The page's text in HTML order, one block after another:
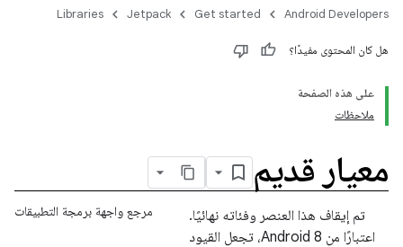
Android Developers
Get started
Jetpack
Libraries
هل كان المحتوى مفيدًا؟
على هذه الصفحة
ملاحظات
معيار قديم
مرجع واجهة برمجة التطبيقات
تم إيقاف هذا العنصر وفئاته نهائيًا.
اعتبارًا من Android 8، تجعل القيود